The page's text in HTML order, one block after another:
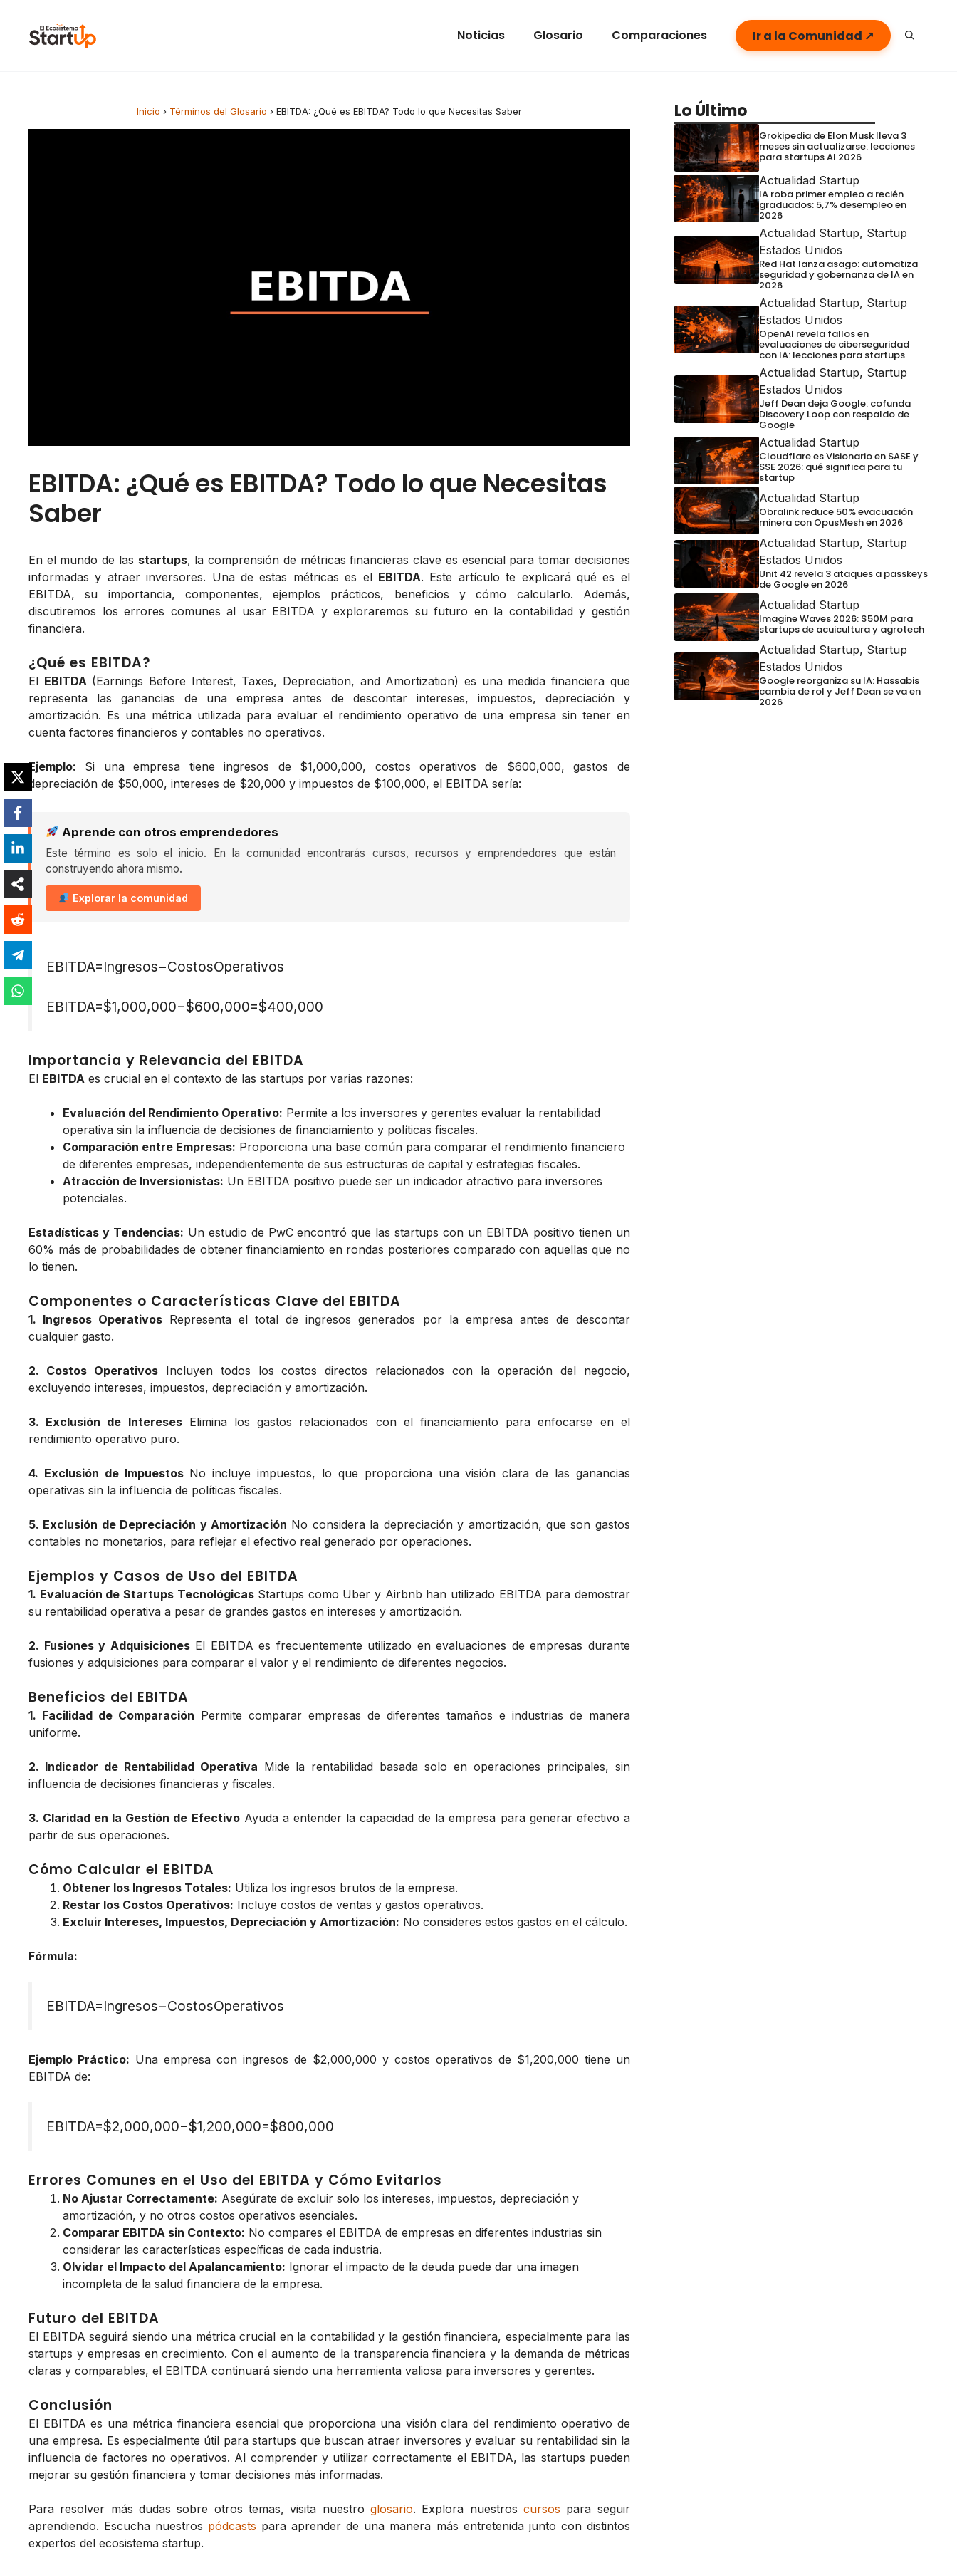
Noticias Glosario Comparaciones Ir a la Comunidad ↗
Inicio › Términos del Glosario › EBITDA: ¿Qué es EBITDA? Todo lo que Necesitas Saber
EBITDA: ¿Qué es EBITDA? Todo lo que Necesitas
Saber
En el mundo de las startups, la comprensión de métricas financieras clave es esencial para tomar decisiones
informadas y atraer inversores. Una de estas métricas es el EBITDA. Este artículo te explicará qué es el
EBITDA, su importancia, componentes, ejemplos prácticos, beneficios y cómo calcularlo. Además,
discutiremos los errores comunes al usar EBITDA y exploraremos su futuro en la contabilidad y gestión
financiera.
¿Qué es EBITDA?
El EBITDA (Earnings Before Interest, Taxes, Depreciation, and Amortization) es una medida financiera que
representa las ganancias de una empresa antes de descontar intereses, impuestos, depreciación y
amortización. Es una métrica utilizada para evaluar el rendimiento operativo de una empresa sin tener en
cuenta factores financieros y contables no operativos.
Ejemplo: Si una empresa tiene ingresos de $1,000,000, costos operativos de $600,000, gastos de
depreciación de $50,000, intereses de $20,000 y impuestos de $100,000, el EBITDA sería:
Aprende con otros emprendedores
Este término es solo el inicio. En la comunidad encontrarás cursos, recursos y emprendedores que están
construyendo ahora mismo.
Explorar la comunidad
EBITDA=Ingresos−CostosOperativos
EBITDA=$1,000,000−$600,000=$400,000
Importancia y Relevancia del EBITDA
El EBITDA es crucial en el contexto de las startups por varias razones:
Evaluación del Rendimiento Operativo: Permite a los inversores y gerentes evaluar la rentabilidad
operativa sin la influencia de decisiones de financiamiento y políticas fiscales.
Comparación entre Empresas: Proporciona una base común para comparar el rendimiento financiero
de diferentes empresas, independientemente de sus estructuras de capital y estrategias fiscales.
Atracción de Inversionistas: Un EBITDA positivo puede ser un indicador atractivo para inversores
potenciales.
Estadísticas y Tendencias: Un estudio de PwC encontró que las startups con un EBITDA positivo tienen un
60% más de probabilidades de obtener financiamiento en rondas posteriores comparado con aquellas que no
lo tienen.
Componentes o Características Clave del EBITDA
1. Ingresos Operativos Representa el total de ingresos generados por la empresa antes de descontar
cualquier gasto.
2. Costos OperativosIncluyen todos los costos directos relacionados con la operación del negocio,
excluyendo intereses, impuestos, depreciación y amortización.
3. Exclusión de InteresesElimina los gastos relacionados con el financiamiento para enfocarse en el
rendimiento operativo puro.
4. Exclusión de ImpuestosNo incluye impuestos, lo que proporciona una visión clara de las ganancias
operativas sin la influencia de políticas fiscales.
5. Exclusión de Depreciación y Amortización No considera la depreciación y amortización, que son gastos
contables no monetarios, para reflejar el efectivo real generado por operaciones.
Ejemplos y Casos de Uso del EBITDA
1. Evaluación de Startups TecnológicasStartups como Uber y Airbnb han utilizado EBITDA para demostrar
su rentabilidad operativa a pesar de grandes gastos en intereses y amortización.
2. Fusiones y AdquisicionesEl EBITDA es frecuentemente utilizado en evaluaciones de empresas durante
fusiones y adquisiciones para comparar el valor y el rendimiento de diferentes negocios.
Beneficios del EBITDA
1. Facilidad de Comparación Permite comparar empresas de diferentes tamaños e industrias de manera
uniforme.
2. Indicador de Rentabilidad Operativa Mide la rentabilidad basada solo en operaciones principales, sin
influencia de decisiones financieras y fiscales.
3. Claridad en la Gestión de EfectivoAyuda a entender la capacidad de la empresa para generar efectivo a
partir de sus operaciones.
Cómo Calcular el EBITDA
Obtener los Ingresos Totales: Utiliza los ingresos brutos de la empresa.
Restar los Costos Operativos: Incluye costos de ventas y gastos operativos.
Excluir Intereses, Impuestos, Depreciación y Amortización: No consideres estos gastos en el cálculo.
Fórmula:
EBITDA=Ingresos−CostosOperativos
Ejemplo Práctico: Una empresa con ingresos de $2,000,000 y costos operativos de $1,200,000 tiene un
EBITDA de:
EBITDA=$2,000,000−$1,200,000=$800,000
Errores Comunes en el Uso del EBITDA y Cómo Evitarlos
No Ajustar Correctamente: Asegúrate de excluir solo los intereses, impuestos, depreciación y
amortización, y no otros costos operativos esenciales.
Comparar EBITDA sin Contexto: No compares el EBITDA de empresas en diferentes industrias sin
considerar las características específicas de cada industria.
Olvidar el Impacto del Apalancamiento: Ignorar el impacto de la deuda puede dar una imagen
incompleta de la salud financiera de la empresa.
Futuro del EBITDA
El EBITDA seguirá siendo una métrica crucial en la contabilidad y la gestión financiera, especialmente para las
startups y empresas en crecimiento. Con el aumento de la transparencia financiera y la demanda de métricas
claras y comparables, el EBITDA continuará siendo una herramienta valiosa para inversores y gerentes.
Conclusión
El EBITDA es una métrica financiera esencial que proporciona una visión clara del rendimiento operativo de
una empresa. Es especialmente útil para startups que buscan atraer inversores y evaluar su rentabilidad sin la
influencia de factores no operativos. Al comprender y utilizar correctamente el EBITDA, las startups pueden
mejorar su gestión financiera y tomar decisiones más informadas.
Para resolver más dudas sobre otros temas, visita nuestroglosario. Explora nuestroscursos para seguir
aprendiendo. Escucha nuestros pódcasts para aprender de una manera más entretenida junto con distintos
expertos del ecosistema startup.
Lo Último
Grokipedia de Elon Musk lleva 3
meses sin actualizarse: lecciones
para startups AI 2026
Actualidad Startup
IA roba primer empleo a recién
graduados: 5,7% desempleo en
2026
Actualidad Startup, Startup
Estados Unidos
Red Hat lanza asago: automatiza
seguridad y gobernanza de IA en
2026
Actualidad Startup, Startup
Estados Unidos
OpenAI revela fallos en
evaluaciones de ciberseguridad
con IA: lecciones para startups
Actualidad Startup, Startup
Estados Unidos
Jeff Dean deja Google: cofunda
Discovery Loop con respaldo de
Google
Actualidad Startup
Cloudflare es Visionario en SASE y
SSE 2026: qué significa para tu
startup
Actualidad Startup
Obralink reduce 50% evacuación
minera con OpusMesh en 2026
Actualidad Startup, Startup
Estados Unidos
Unit 42 revela 3 ataques a passkeys
de Google en 2026
Actualidad Startup
Imagine Waves 2026: $50M para
startups de acuicultura y agrotech
Actualidad Startup, Startup
Estados Unidos
Google reorganiza su IA: Hassabis
cambia de rol y Jeff Dean se va en
2026